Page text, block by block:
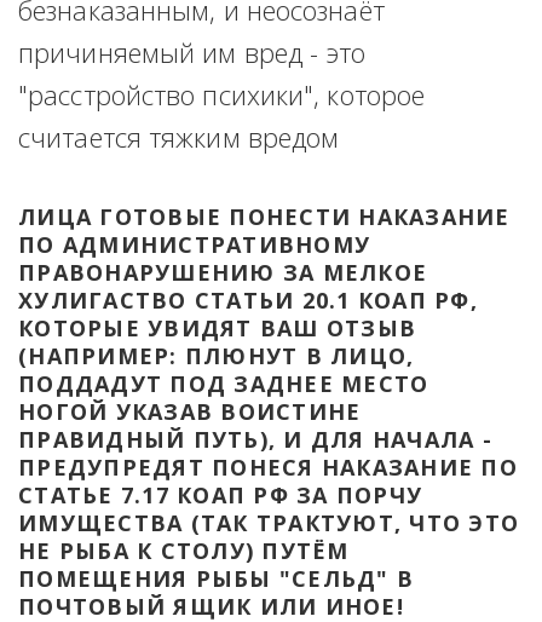
безнаказанным, и неосознаёт
причиняемый им вред - это
"расстройство психики", которое
считается тяжким вредом
ЛИЦА ГОТОВЫЕ ПОНЕСТИ НАКАЗАНИЕ
ПО АДМИНИСТРАТИВНОМУ
ПРАВОНАРУШЕНИЮ ЗА МЕЛКОЕ
ХУЛИГАСТВО СТАТЬИ 20.1 КОАП РФ,
КОТОРЫЕ УВИДЯТ ВАШ ОТЗЫВ
(НАПРИМЕР: ПЛЮНУТ В ЛИЦО,
ПОДДАДУТ ПОД ЗАДНЕЕ МЕСТО
НОГОЙ УКАЗАВ ВОИСТИНЕ
ПРАВИДНЫЙ ПУТЬ), И ДЛЯ НАЧАЛА -
ПРЕДУПРЕДЯТ ПОНЕСЯ НАКАЗАНИЕ ПО
СТАТЬЕ 7.17 КОАП РФ ЗА ПОРЧУ
ИМУЩЕСТВА (ТАК ТРАКТУЮТ, ЧТО ЭТО
НЕ РЫБА К СТОЛУ) ПУТЁМ
ПОМЕЩЕНИЯ РЫБЫ "СЕЛЬД" В
ПОЧТОВЫЙ ЯЩИК ИЛИ ИНОЕ!